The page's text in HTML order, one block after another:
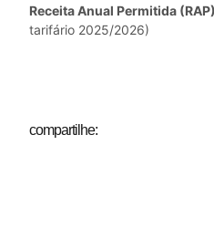
Receita Anual Permitida
tarifário 2025/2026)
compartilhe: